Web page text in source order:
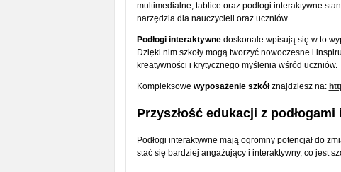
multimedialne, tablice oraz podłogi interaktywne
narzędzia dla nauczycieli oraz uczniów.
Podłogi interaktywnedoskonale wpisują się w to
Dzięki nim szkoły mogą tworzyć nowoczesne i
kreatywności i krytycznego myślenia wśród uczniów.
Kompleksowe wyposażenie szkółznajdziesz na:
Przyszłość edukacji z
Podłogi interaktywne mają ogromny potencjał do
stać się bardziej angażujący i interaktywny, co jest